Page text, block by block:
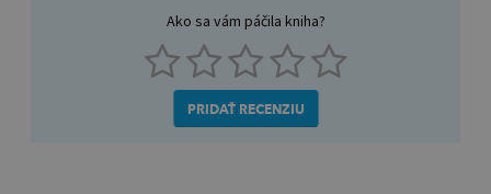
Ako sa vám páčila kniha?
PRIDAŤ RECENZIU